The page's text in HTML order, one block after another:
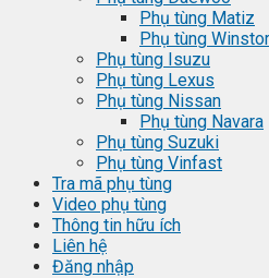
Phụ tùng Matiz
Phụ tùng
Phụ tùng Isuzu
Phụ tùng Lexus
Phụ tùng Nissan
Phụ tùng Navara
Phụ tùng Suzuki
Phụ tùng Vinfast
Tra mã phụ tùng
Video phụ tùng
Thông tin hữu ích
Liên hệ
Đăng nhập